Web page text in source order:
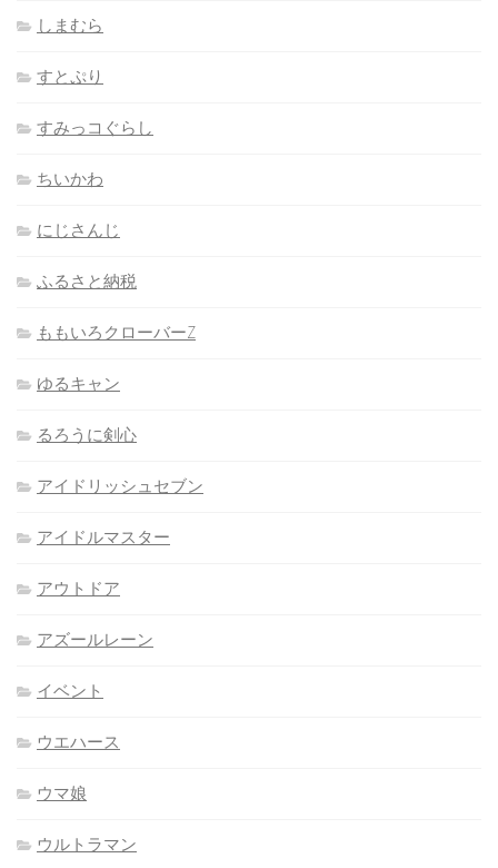
しまむら
すとぷり
すみっコぐらし
ちいかわ
にじさんじ
ふるさと納税
ももいろクローバーZ
ゆるキャン
るろうに剣心
アイドリッシュセブン
アイドルマスター
アウトドア
アズールレーン
イベント
ウエハース
ウマ娘
ウルトラマン